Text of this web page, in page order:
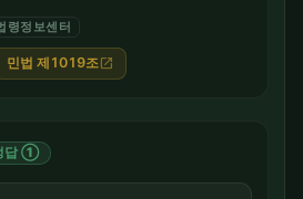
령정보센터
민법 제1019조open_in_new
답 ①